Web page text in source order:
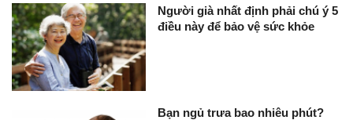
Người già nhất định phải chú ý 5
điều này để bảo vệ sức khỏe
Bạn ngủ trưa bao nhiêu phút?